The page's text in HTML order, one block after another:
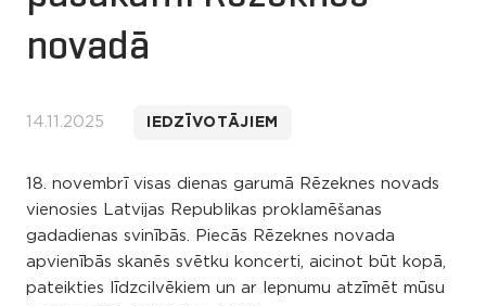
novadā
14.11.2025 IEDZĪVOTĀJIEM
18. novembrī visas dienas garumā Rēzeknes novads
vienosies Latvijas Republikas proklamēšanas
gadadienas svinībās. Piecās Rēzeknes novada
apvienībās skanēs svētku koncerti, aicinot būt kopā,
pateikties līdzcilvēkiem un ar lepnumu atzīmēt mūsu